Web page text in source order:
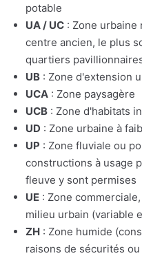
potable
UA / UC : Zone urbaine
centre ancien, le plus
quartiers
UB : Zone d'extension
UCA : Zone paysagère
UCB : Zone d'habitats
UD : Zone urbaine à
UP : Zone fluviale ou
constructions à usage
fleuve y sont permises
UE : Zone
milieu urbain (variable
ZH : Zone humide
raisons de sécurités